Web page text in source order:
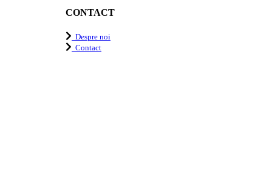
CONTACT
Despre noi
Contact